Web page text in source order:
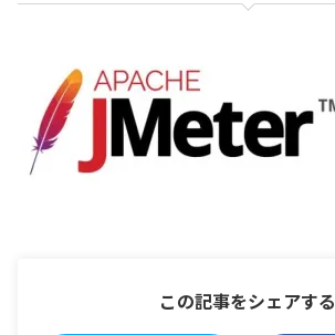
この記事をシェアする